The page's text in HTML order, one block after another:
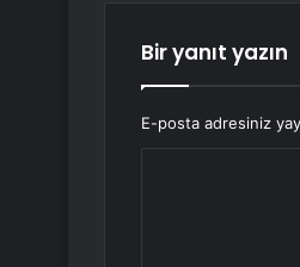
Bir yanıt yazın
E-posta adresiniz